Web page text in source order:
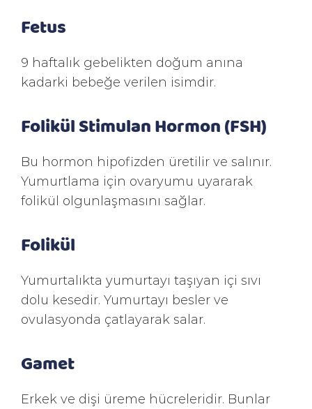
Fetus
9 haftalık gebelikten doğum anına
kadarki bebeğe verilen isimdir.
Folikül Stimulan Hormon (FSH)
Bu hormon hipofizden üretilir ve salınır.
Yumurtlama için ovaryumu uyararak
folikül olgunlaşmasını sağlar.
Folikül
Yumurtalıkta yumurtayı taşıyan içi sıvı
dolu kesedir. Yumurtayı besler ve
ovulasyonda çatlayarak salar.
Gamet
Erkek ve dişi üreme hücreleridir. Bunlar